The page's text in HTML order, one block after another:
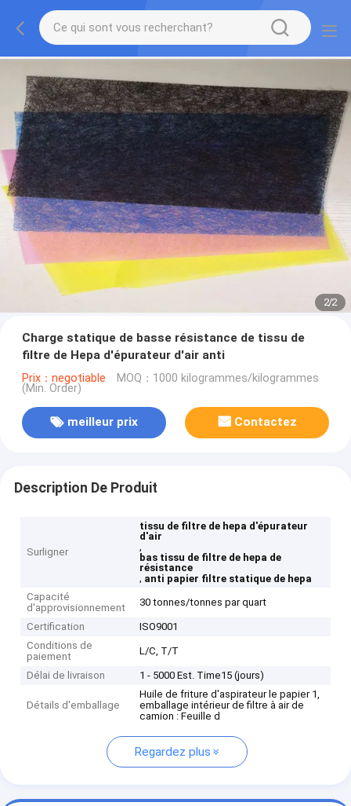
2/2
Charge statique de basse résistance de tissu de
filtre de Hepa d'épurateur d'air anti
Prix：negotiable MOQ：1000 kilogrammes/kilogrammes
(Min. Order)
meilleur prix Contactez
Description De Produit
Surligner
tissu de filtre de hepa d'épurateur
d'air
,
bas tissu de filtre de hepa de
résistance
, anti papier filtre statique de hepa
Capacité
d'approvisionnement
30 tonnes/tonnes par quart
Certification
ISO9001
Conditions de
paiement
L/C, T/T
Délai de livraison 1 - 5000 Est. Time15 (jours)
Détails d'emballage
Huile de friture d'aspirateur le papier 1,
emballage intérieur de filtre à air de
camion : Feuille d
Regardez plus